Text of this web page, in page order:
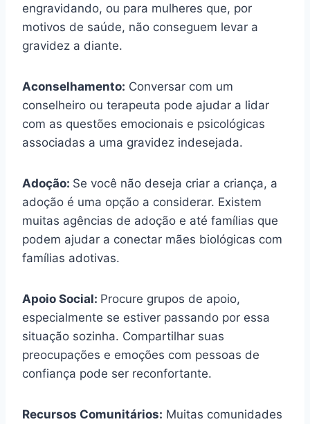
engravidando, ou para mulheres que, por
motivos de saúde, não conseguem levar a
gravidez a diante.
Aconselhamento: Conversar com um
conselheiro ou terapeuta pode ajudar a lidar
com as questões emocionais e psicológicas
associadas a uma gravidez indesejada.
Adoção: Se você não deseja criar a criança, a
adoção é uma opção a considerar. Existem
muitas agências de adoção e até famílias que
podem ajudar a conectar mães biológicas com
famílias adotivas.
Apoio Social: Procure grupos de apoio,
especialmente se estiver passando por essa
situação sozinha. Compartilhar suas
preocupações e emoções com pessoas de
confiança pode ser reconfortante.
Recursos Comunitários: Muitas comunidades